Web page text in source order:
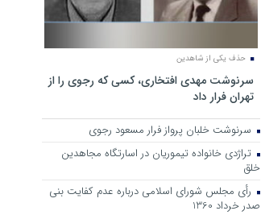
حذف یکی از شاهدین
سرنوشت مهدی افتخاری، کسی که رجوی را از
تهران فرار داد
سرنوشت خلبان پرواز فرار مسعود رجوی
تراژدی خانواده تیموریان در اسارتگاه مجاهدین
خلق
رأی مجلس شورای اسلامی درباره عدم كفایت بنی
صدر خرداد 1360